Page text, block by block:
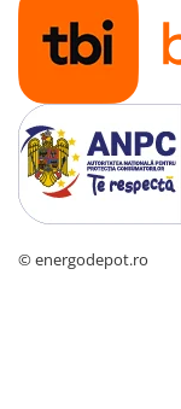
© energodepot.ro